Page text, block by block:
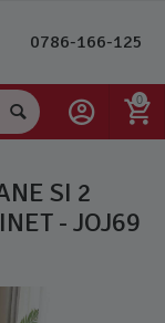
0786-166-125
0
SI 2
- JOJ69